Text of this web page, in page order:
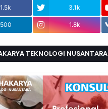
1.5k 3.1k
500 1.8k
TEKNOLOGI NUSANTARA